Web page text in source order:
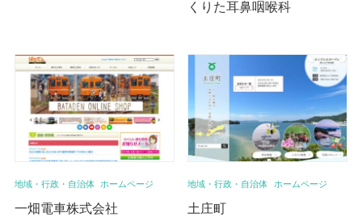
くりた耳鼻咽喉科
地域・行政・自治体 ホームページ
一畑電車株式会社
地域・行政・自治体 ホームページ
土庄町